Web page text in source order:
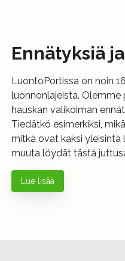
Ennätyksiä
LuontoPortissa on noin
luonnonlajeista. Olemme
hauskan valikoiman
Tiedätkö esimerkiksi,
mitkä ovat kaksi yleisintä
muuta löydät tästä
Lue lisää